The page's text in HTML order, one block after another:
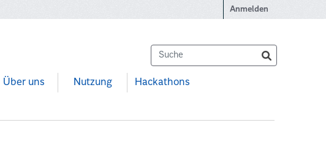
Anmelden
Über uns Nutzung Hackathons